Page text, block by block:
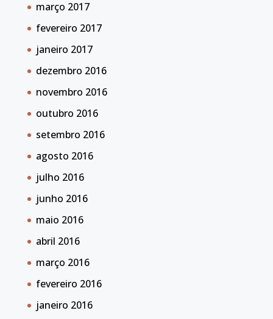
março 2017
fevereiro 2017
janeiro 2017
dezembro 2016
novembro 2016
outubro 2016
setembro 2016
agosto 2016
julho 2016
junho 2016
maio 2016
abril 2016
março 2016
fevereiro 2016
janeiro 2016